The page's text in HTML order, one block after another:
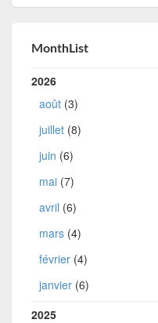
MonthList
2026
août (3)
juillet (8)
juin (6)
mai (7)
avril (6)
mars (4)
février (4)
janvier (6)
2025